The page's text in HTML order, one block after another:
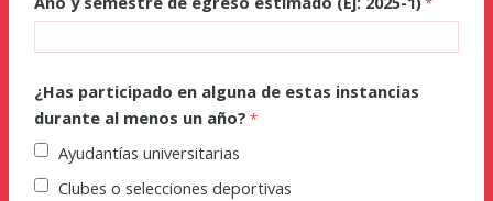
¿Has participado en alguna de estas instancias
durante al menos un año?
Ayudantías universitarias
Clubes o selecciones deportivas